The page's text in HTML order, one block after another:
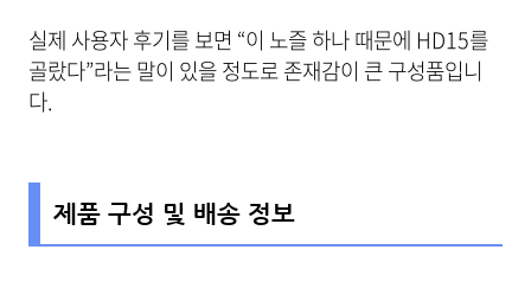
실제 사용자 후기를 보면 “이 노즐 하나 때문에 HD15를
골랐다”라는 말이 있을 정도로 존재감이 큰 구성품입니
다.
제품 구성 및 배송 정보